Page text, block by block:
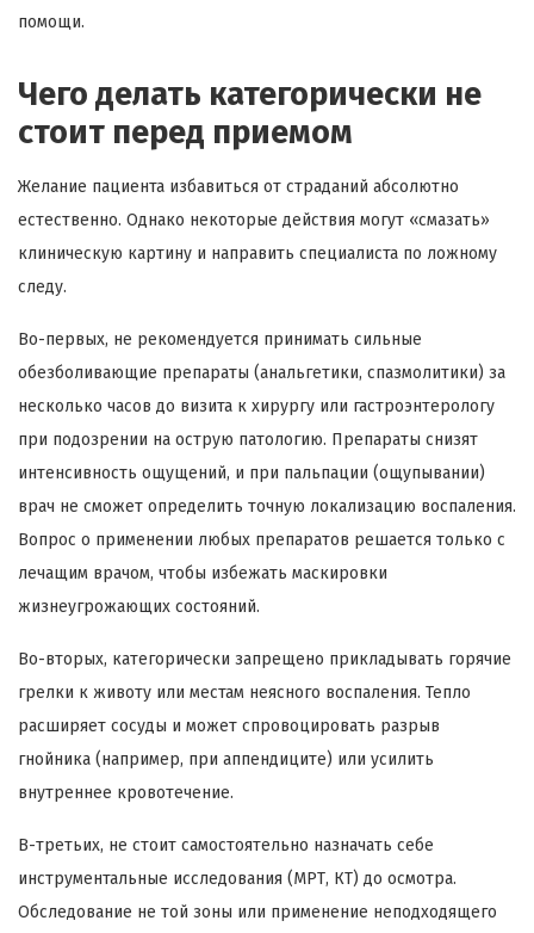
помощи.
Чего делать категорически не
стоит перед приемом
Желание пациента избавиться от страданий абсолютно
естественно. Однако некоторые действия могут «смазать»
клиническую картину и направить специалиста по ложному
следу.
Во-первых, не рекомендуется принимать сильные
обезболивающие препараты (анальгетики, спазмолитики) за
несколько часов до визита к хирургу или гастроэнтерологу
при подозрении на острую патологию. Препараты снизят
интенсивность ощущений, и при пальпации (ощупывании)
врач не сможет определить точную локализацию воспаления.
Вопрос о применении любых препаратов решается только с
лечащим врачом, чтобы избежать маскировки
жизнеугрожающих состояний.
Во-вторых, категорически запрещено прикладывать горячие
грелки к животу или местам неясного воспаления. Тепло
расширяет сосуды и может спровоцировать разрыв
гнойника (например, при аппендиците) или усилить
внутреннее кровотечение.
В-третьих, не стоит самостоятельно назначать себе
инструментальные исследования (МРТ, КТ) до осмотра.
Обследование не той зоны или применение неподходящего